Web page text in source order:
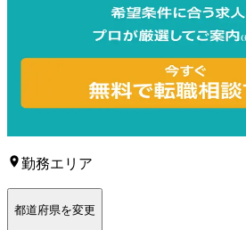
勤務エリア
都道府県を変更